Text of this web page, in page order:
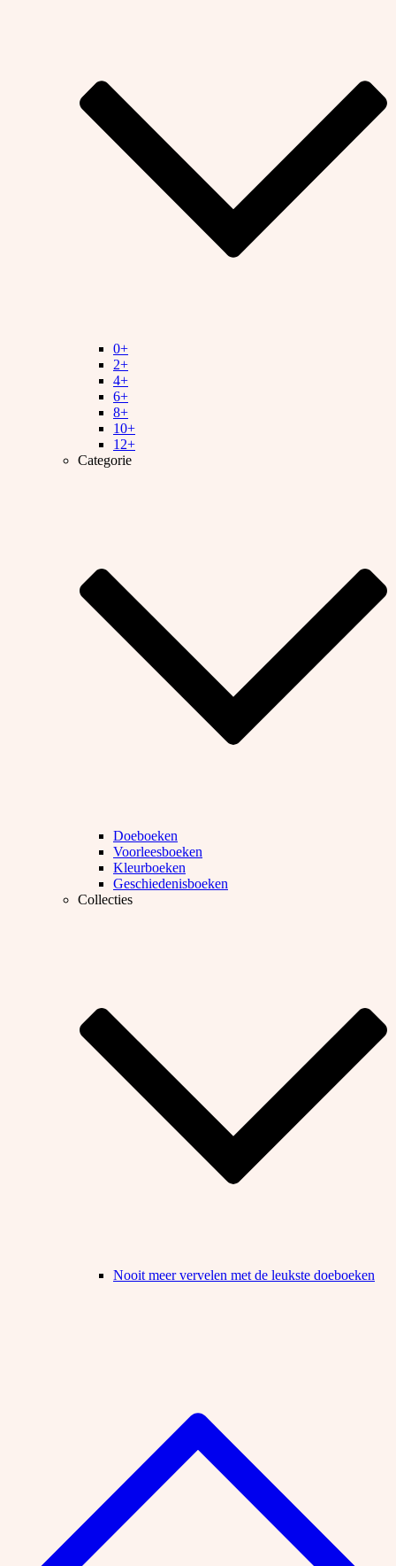
0+
2+
4+
6+
8+
10+
12+
Categorie
Doeboeken
Voorleesboeken
Kleurboeken
Geschiedenisboeken
Collecties
Nooit meer vervelen met de leukste doeboeken